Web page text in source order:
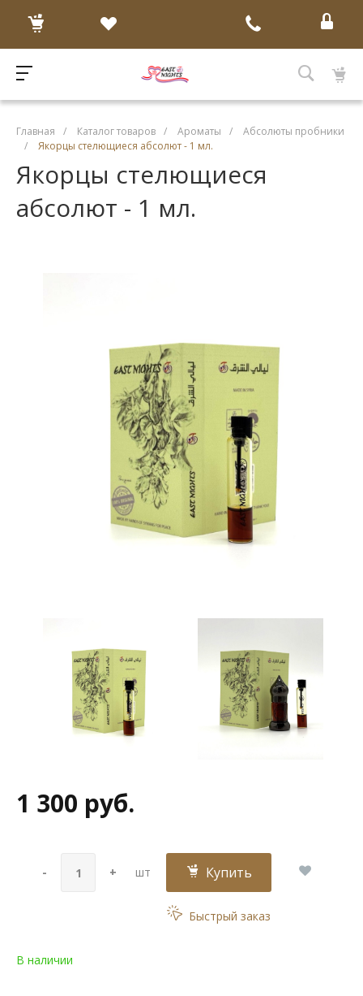
Главная / Каталог товаров / Ароматы /
Абсолюты пробники
/
Якорцы стелющиеся абсолют - 1 мл.
Якорцы стелющиеся
абсолют - 1 мл.
1 300 руб.
- + шт Купить
Быстрый заказ
В наличии